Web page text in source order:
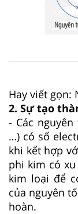
Hay viết gọn:
2. Sự tạo
- Các
…) có số
khi kết hợp
phi kim có
kim loại để
của nguyên
hoàn.